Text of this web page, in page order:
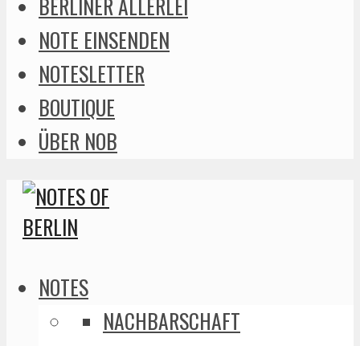
NOTE EINSENDEN
NOTESLETTER
BOUTIQUE
ÜBER NOB
NOTES
NACHBARSCHAFT